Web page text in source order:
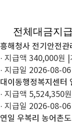
전체대금지
흥해청사 전기안전관
· 지급액 340,000원
· 지급일 2026-08-06
대이동행정복지센터
· 지급액 5,524,350원
· 지급일 2026-08-06
연일 우복리 농어촌